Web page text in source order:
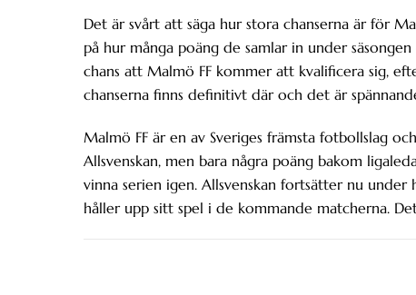
Det är svårt att säga hur stora chanserna är för
på hur många poäng de samlar in under
chans att Malmö FF kommer att kvalificera sig,
chanserna finns definitivt där och det är
Malmö FF är en av Sveriges främsta fotbollslag
Allsvenskan, men bara några poäng bakom
vinna serien igen. Allsvenskan fortsätter nu
håller upp sitt spel i de kommande matcherna.